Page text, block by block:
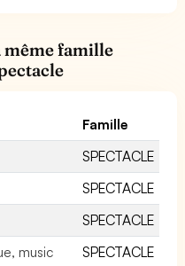
même famille
Famille
SPECTACLE
SPECTACLE
SPECTACLE
music
SPECTACLE